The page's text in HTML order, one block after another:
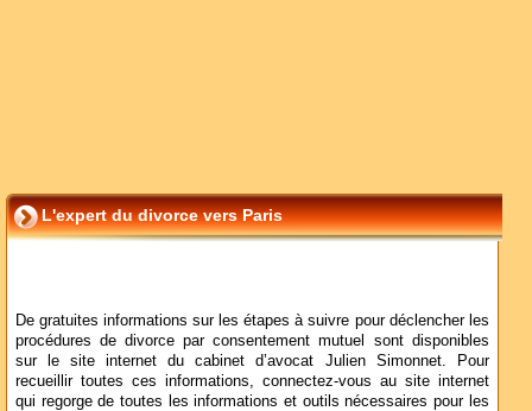
L'expert du divorce vers Paris
De gratuites informations sur les étapes à suivre pour déclencher les
procédures de divorce par consentement mutuel sont disponibles
sur le site internet du cabinet d’avocat Julien Simonnet. Pour
recueillir toutes ces informations, connectez-vous au site internet
qui regorge de toutes les informations et outils nécessaires pour les